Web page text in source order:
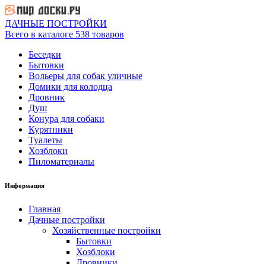
ДАЧНЫЕ ПОСТРОЙКИ
Всего в каталоге 538 товаров
Беседки
Бытовки
Вольеры для собак уличные
Домики для колодца
Дровник
Душ
Конура для собаки
Курятники
Туалеты
Хозблоки
Пиломатериалы
Информация
Главная
Дачные постройки
Хозяйственные постройки
Бытовки
Хозблоки